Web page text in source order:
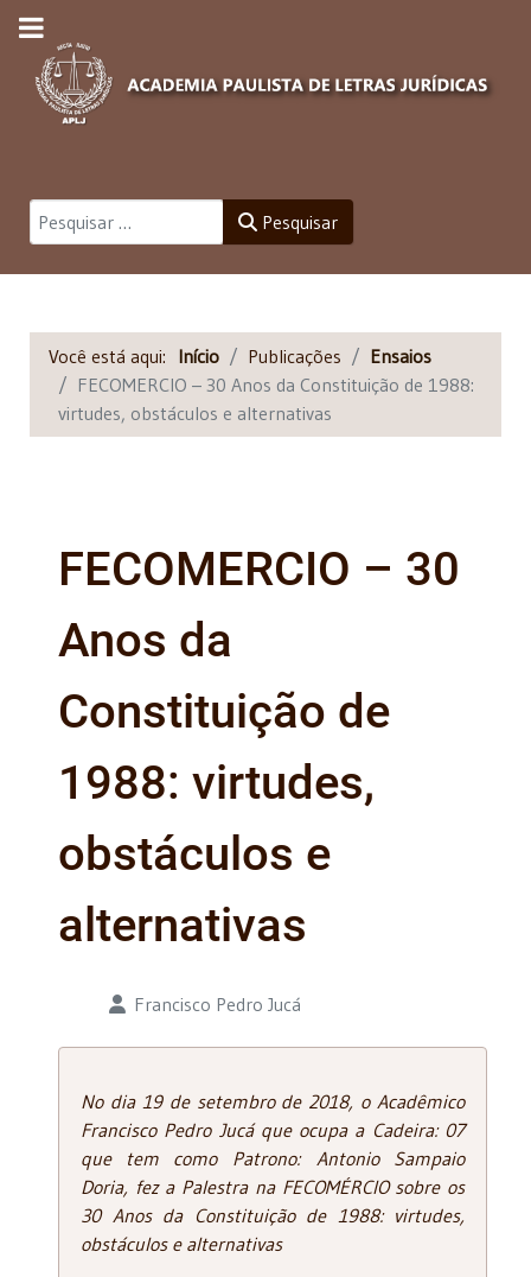
Pesquisar Pesquisar
Você está aqui: Início Publicações
Ensaios
FECOMERCIO – 30 Anos da Constituição de 1988:
virtudes, obstáculos e alternativas
FECOMERCIO – 30
Anos da
Constituição de
1988: virtudes,
obstáculos e
alternativas
Detalhes Francisco Pedro Jucá
No dia 19 de setembro de 2018, o Acadêmico
Francisco Pedro Jucá que ocupa a Cadeira: 07
que tem como Patrono: Antonio Sampaio
Doria, fez a Palestra na FECOMÉRCIO sobre os
30 Anos da Constituição de 1988: virtudes,
obstáculos e alternativas